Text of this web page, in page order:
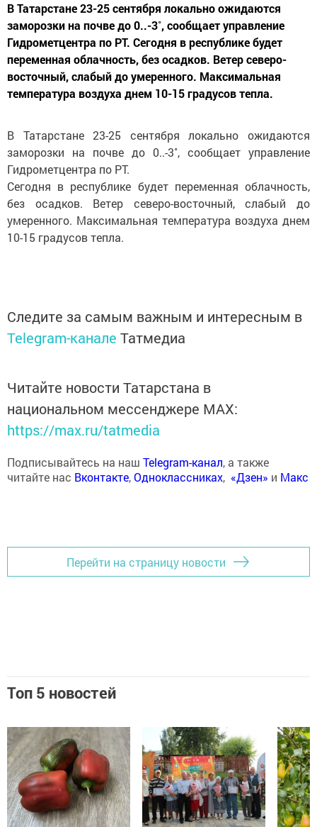
В Татарстане 23-25 сентября локально ожидаются
заморозки на почве до 0..-3˚, сообщает управление
Гидрометцентра по РТ. Сегодня в республике будет
переменная облачность, без осадков. Ветер северо-
восточный, слабый до умеренного. Максимальная
температура воздуха днем 10-15 градусов тепла.
В Татарстане 23-25 сентября локально ожидаются
заморозки на почве до 0..-3˚, сообщает управление
Гидрометцентра по РТ.
Сегодня в республике будет переменная облачность,
без осадков. Ветер северо-восточный, слабый до
умеренного. Максимальная температура воздуха днем
10-15 градусов тепла.
Следите за самым важным и интересным в
Telegram-канале Татмедиа
Читайте новости Татарстана в
национальном мессенджере MАХ:
https://max.ru/tatmedia
Подписывайтесь на наш Telegram-канал, а также
читайте нас Вконтакте,Одноклассниках, «Дзен» и Макс
Перейти на страницу новости
Топ 5 новостей